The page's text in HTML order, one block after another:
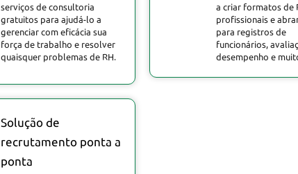
serviços de consultoria
gratuitos para ajudá-lo a
gerenciar com eficácia sua
força de trabalho e resolver
quaisquer problemas de RH.
Solução de
recrutamento ponta a
ponta
a criar formatos de
profissionais e
para registros de
funcionários,
desempenho e